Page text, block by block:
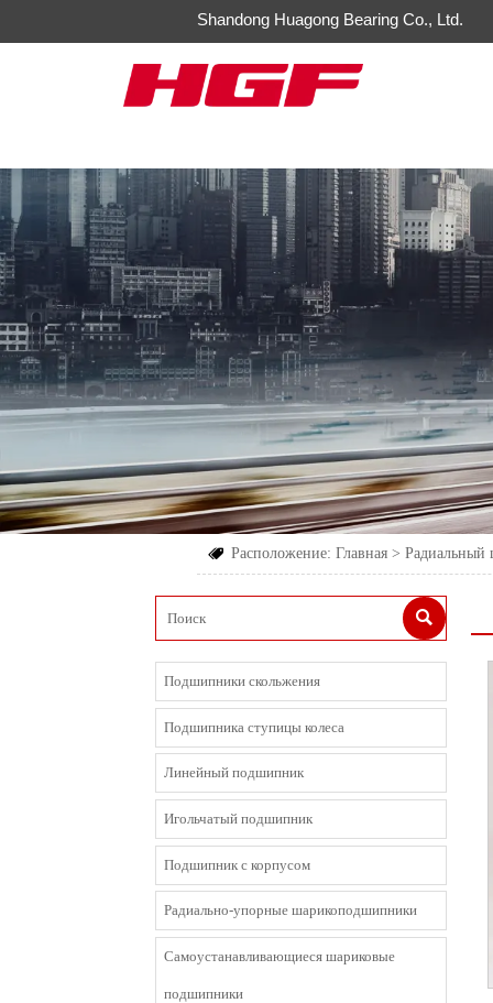
Shandong Huagong Bearing Co., Ltd.
 Расположение:Главная >

Подшипники скольжения
Подшипника ступицы колеса
Линейный подшипник
Игольчатый подшипник
Подшипник с корпусом
Радиально-упорные шарикоподшипники
Cамоустанавливающиеся шариковые
подшипники